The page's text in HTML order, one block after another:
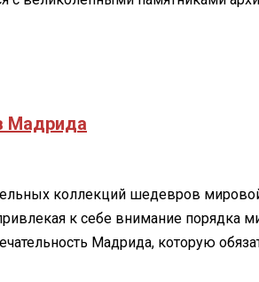
Мадрида
коллекций шедевров
к себе внимание порядка
Мадрида, которую